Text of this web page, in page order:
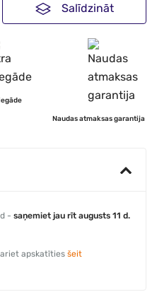
Salīdzināt
Naudas atmaksas garantija
- saņemiet jau rīt augusts 11 d.
apskatīties šeit